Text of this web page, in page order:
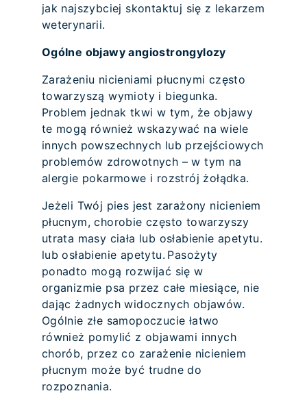
jak najszybciej skontaktuj się z lekarzem
weterynarii.
Ogólne objawy angiostrongylozy
Zarażeniu nicieniami płucnymi często
towarzyszą wymioty i biegunka.
Problem jednak tkwi w tym, że objawy
te mogą również wskazywać na wiele
innych powszechnych lub przejściowych
problemów zdrowotnych – w tym na
alergie pokarmowe i rozstrój żołądka.
Jeżeli Twój pies jest zarażony nicieniem
płucnym, chorobie często towarzyszy
utrata masy ciała lub osłabienie apetytu.
lub osłabienie apetytu. Pasożyty
ponadto mogą rozwijać się w
organizmie psa przez całe miesiące, nie
dając żadnych widocznych objawów.
Ogólnie złe samopoczucie łatwo
również pomylić z objawami innych
chorób, przez co zarażenie nicieniem
płucnym może być trudne do
rozpoznania.